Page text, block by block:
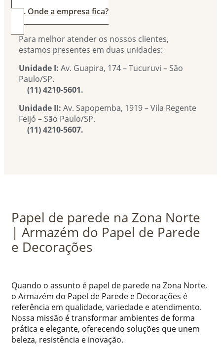
4. Onde a empresa fica?
Para melhor atender os nossos clientes,
estamos presentes em duas unidades:
Unidade I: Av. Guapira, 174 – Tucuruvi – São
Paulo/SP.
(11) 4210-5601.
Unidade II: Av. Sapopemba, 1919 – Vila Regente
Feijó – São Paulo/SP.
(11) 4210-5607.
Papel de parede na Zona Norte
| Armazém do Papel de Parede
e Decorações
Quando o assunto é papel de parede na Zona Norte,
o Armazém do Papel de Parede e Decorações é
referência em qualidade, variedade e atendimento.
Nossa missão é transformar ambientes de forma
prática e elegante, oferecendo soluções que unem
beleza, resistência e inovação.